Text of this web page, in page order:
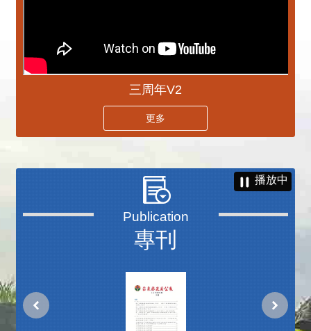
三周年V2
更多
專刊
播放中